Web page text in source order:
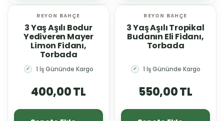
REYON BAHÇE
3 Yaş Aşılı Bodur
Yediveren Mayer
Limon Fidanı,
Torbada
✓ 1 İş Gününde Kargo
400,00 TL
REYON BAHÇE
3 Yaş Aşılı Tropikal
Budanın Eli Fidanı,
Torbada
✓ 1 İş Gününde Kargo
550,00 TL